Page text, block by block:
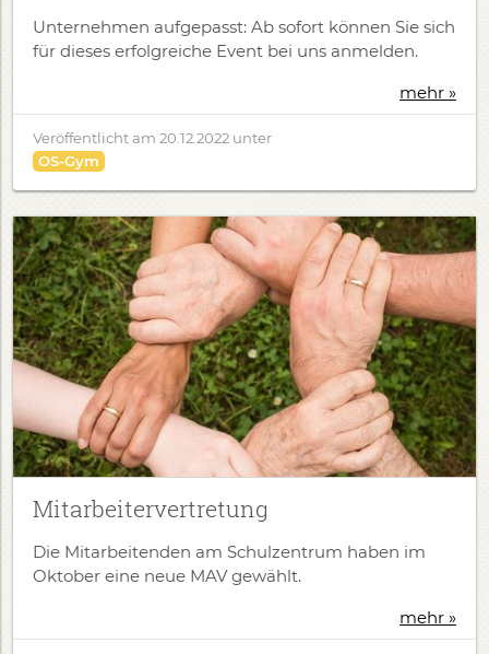
Unternehmen aufgepasst: Ab sofort können Sie sich
für dieses erfolgreiche Event bei uns anmelden.
mehr »
Veröffentlicht am 20.12.2022 unter
OS-Gym
Mitarbeitervertretung
Die Mitarbeitenden am Schulzentrum haben im
Oktober eine neue MAV gewählt.
mehr »